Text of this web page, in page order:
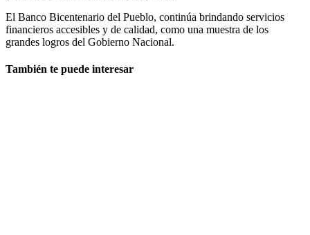
El Banco Bicentenario del Pueblo, continúa brindando servicios
financieros accesibles y de calidad, como una muestra de los
grandes logros del Gobierno Nacional.
También te puede interesar